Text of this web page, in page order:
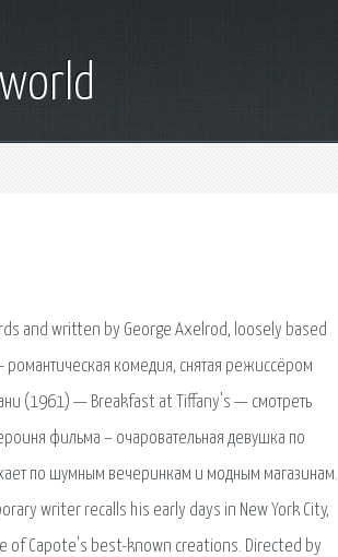
and written by George Axelrod, loosely based
комедия, снятая режиссёром
(1961) — Breakfast at Tiffany's — смотреть
фильма – очаровательная девушка по
по шумным вечеринкам и модным магазинам.
writer recalls his early days in New York City,
of Capote's best-known creations. Directed by